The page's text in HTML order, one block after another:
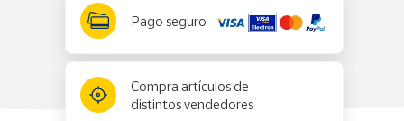
Pago seguro
Compra artículos de
distintos vendedores